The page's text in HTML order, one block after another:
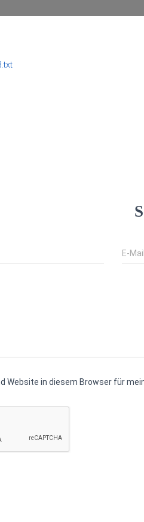
E-Mail
Website in diesem Browser für